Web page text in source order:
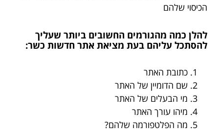
הכיסוי שלהם
להלן כמה מהגורמים החשובים ביותר שעליך
להסתכל עליהם בעת מציאת אתר חדשות כשר:
כתובת האתר
שם הדומיין של האתר
מי הבעלים של האתר
מיהו עורך האתר
מה הפלטפורמה שלהם?